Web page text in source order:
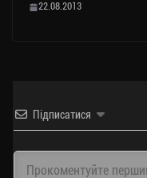
22.08.2013
Підписатися